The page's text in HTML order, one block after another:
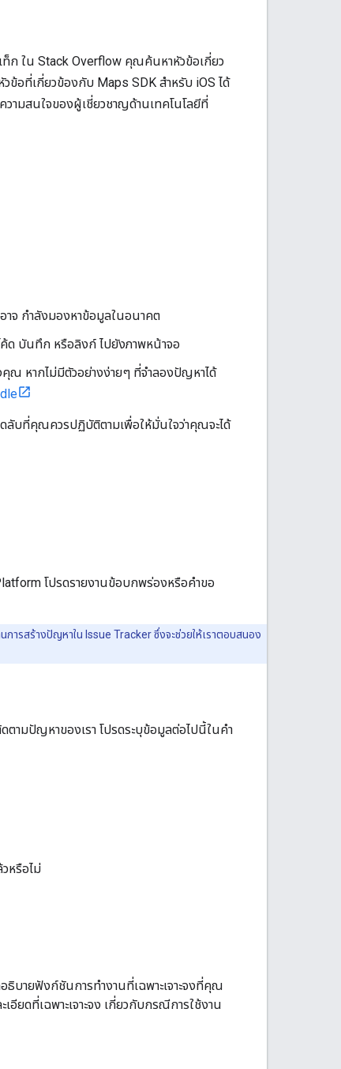
ก ใน Stack Overflow คุณค้นหาหัวข้อเกี่ยว
ข้อที่เกี่ยวข้องกับ Maps SDK สำหรับ iOS ได้
ามสนใจของผู้เชี่ยวชาญด้านเทคโนโลยีที่
จ กำลังมองหาข้อมูลในอนาคต
ด บันทึก หรือลิงก์ ไปยังภาพหน้าจอ
ณ หากไม่มีตัวอย่างง่ายๆ ที่จำลองปัญหาได้
ลับที่คุณควรปฏิบัติตามเพื่อให้มั่นใจว่าคุณจะได้
โปรดรายงานข้อบกพร่องหรือคำขอ
การสร้างปัญหาใน Issue Tracker ซึ่งจะช่วยให้เราตอบสนอง
ตามปัญหาของเรา โปรดระบุข้อมูลต่อไปนี้ในคำ
หรือไม่
ธิบายฟังก์ชันการทำงานที่เฉพาะเจาะจงที่คุณ
อียดที่เฉพาะเจาะจง เกี่ยวกับกรณีการใช้งาน